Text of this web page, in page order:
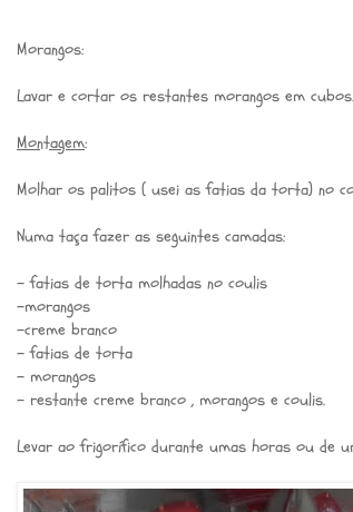
Morangos:
Lavar e cortar os restantes morangos em cubos.
Montagem:
Molhar os palitos ( usei as fatias da torta) no
Numa taça fazer as seguintes camadas:
- fatias de torta molhadas no coulis
-morangos
-creme branco
- fatias de torta
- morangos
- restante creme branco , morangos e coulis.
Levar ao frigorífico durante umas horas ou de